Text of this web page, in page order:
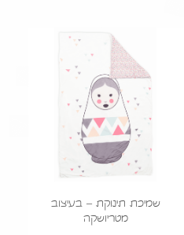
שמיכת תינוקת – בעיצוב
מטריושקה